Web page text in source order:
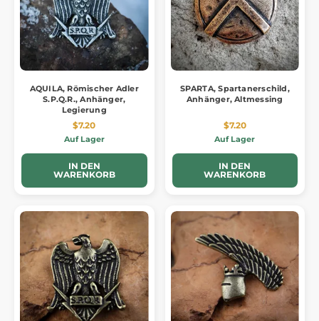
AQUILA, Römischer Adler
S.P.Q.R., Anhänger,
Legierung
$7.20
Auf Lager
IN DEN
WARENKORB
SPARTA, Spartanerschild,
Anhänger, Altmessing
$7.20
Auf Lager
IN DEN
WARENKORB